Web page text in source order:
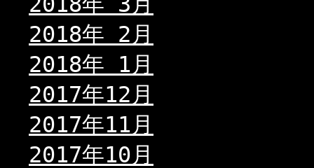
2018年 2月
2018年 1月
2017年12月
2017年11月
2017年10月